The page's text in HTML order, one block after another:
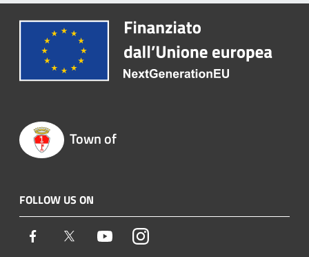
Town of
FOLLOW US ON
Facebook Twitter YoutubeInstagram